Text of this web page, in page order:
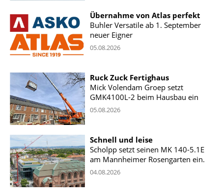
Übernahme von Atlas perfekt
Buhler Versatile ab 1. September
neuer Eigner
05.08.2026
Ruck Zuck Fertighaus
Mick Volendam Groep setzt
GMK4100L-2 beim Hausbau ein
05.08.2026
Schnell und leise
Scholpp setzt seinen MK 140-5.1E
am Mannheimer Rosengarten ein.
04.08.2026